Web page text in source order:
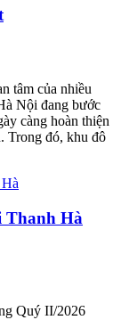
tâm của nhiều
Nội đang bước
càng hoàn thiện
Trong đó, khu đô
Thanh Hà
Quý II/2026